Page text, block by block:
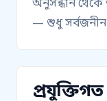
অনুসন্ধান
— শুধু